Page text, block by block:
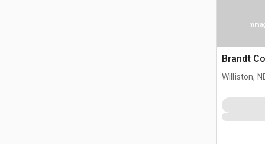
Brandt
Williston,